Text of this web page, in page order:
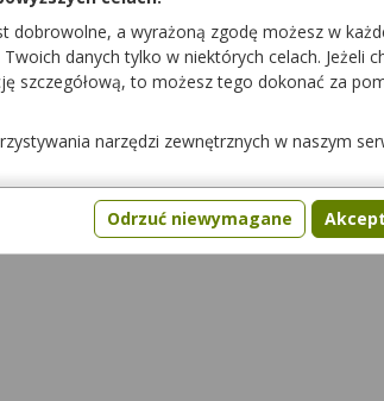
PytaniaGdzie kupić lek
dobrowolne, a wyrażoną zgodę możesz w
danych tylko w niektórych celach. Jeżeli
szczegółową, to możesz tego dokonać za
narzędzi zewnętrznych w naszym
Odrzuć niewymagane